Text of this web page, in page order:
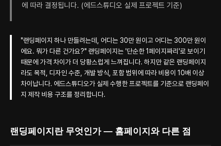
에 따라 결정됩니다. (에드스튜디오 실제 프로젝트 기준)
"랜딩페이지 하나 만들려는데, 어디는 30만 원이고 어디는 300만 원이
에요. 뭐가 다른 건가요?" 랜딩페이지는 '단순한 1페이지짜리'로 보이기
때문에 가격 차이가 더 당황스럽게 느껴집니다. 하지만 같은 랜딩페이지
라도 목적, 디자인 수준, 개발 방식, 포함 범위에 따라 비용이 10배 이상
차이납니다. 에드스튜디오가 실제 수행한 프로젝트를 기준으로 랜딩페이
지 제작 비용 구조를 정리합니다.
랜딩페이지란 무엇인가 — 홈페이지와 다른 점